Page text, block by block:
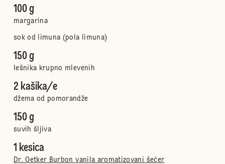
100 g
margarina
sok od limuna (pola limuna)
150 g
lešnika krupno mlevenih
2 kašika/e
džema od pomorandže
150 g
suvih šljiva
1 kesica
Dr. Oetker Burbon vanila aromatizovani šećer